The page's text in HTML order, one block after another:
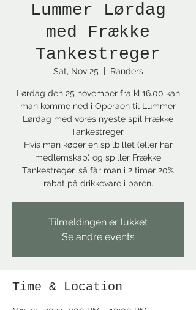
Lummer Lørdag
med Frække
Tankestreger
Sat, Nov 25
  |
Randers
Lørdag den 25 november fra kl.16.00 kan
man komme ned i Operaen til Lummer
Lørdag med vores nyeste spil Frække
Tankestreger.
Hvis man køber en spilbillet (eller har
medlemskab) og spiller Frække
Tankestreger, så får man i 2 timer 20%
rabat på drikkevare i baren.
Tilmeldingen er lukket
Se andre events
Time & Location